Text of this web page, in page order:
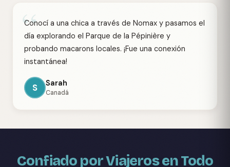
“
Conocí a una chica a través de Nomax y pasamos el
día explorando el Parque de la Pépinière y
probando macarons locales. ¡Fue una conexión
instantánea!
S Sarah
Canadá
Confiado por Viajeros en Todo